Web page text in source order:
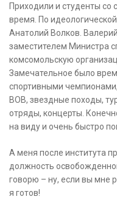
Приходили и студенты
время. По
Анатолий Волков.
заместителем Министра
комсомольскую
Замечательное было
спортивными
ВОВ, звездные походы,
отряды, концерты.
на виду и очень быстро
А меня после института
должность
говорю – ну, если вы мне
я готов!